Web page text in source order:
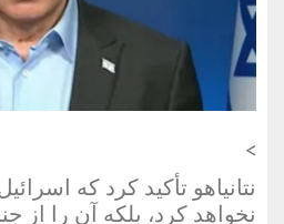
>
نتانیاهو تأکید کرد که
نخواهد کرد، بلکه آن را از